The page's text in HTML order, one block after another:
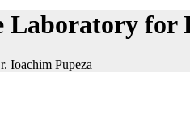
Laboratory
Ioachim Pupeza